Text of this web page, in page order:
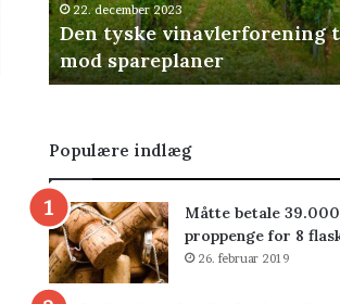
22. december 2023
Den tyske vinavlerforening
mod spareplaner
Populære indlæg
Måtte betale
proppenge for 8
26. februar 2019